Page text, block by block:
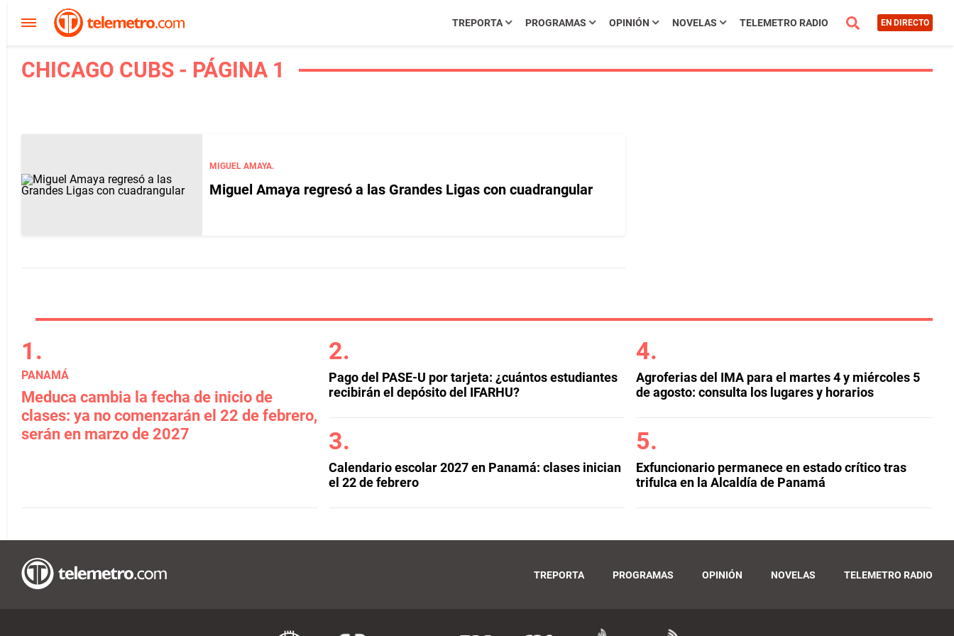
TREPORTA PROGRAMAS OPINIÓN NOVELAS TELEMETRO RADIO EN DIRECTO
CHICAGO CUBS - PÁGINA 1
MIGUEL AMAYA.
Miguel Amaya regresó a las Grandes Ligas con cuadrangular
PANAMÁ
Meduca cambia la fecha de inicio de
clases: ya no comenzarán el 22 de febrero,
serán en marzo de 2027
Pago del PASE-U por tarjeta: ¿cuántos estudiantes
recibirán el depósito del IFARHU?
Calendario escolar 2027 en Panamá: clases inician
el 22 de febrero
Agroferias del IMA para el martes 4 y miércoles 5
de agosto: consulta los lugares y horarios
Exfuncionario permanece en estado crítico tras
trifulca en la Alcaldía de Panamá
TREPORTA PROGRAMAS OPINIÓN NOVELAS TELEMETRO RADIO